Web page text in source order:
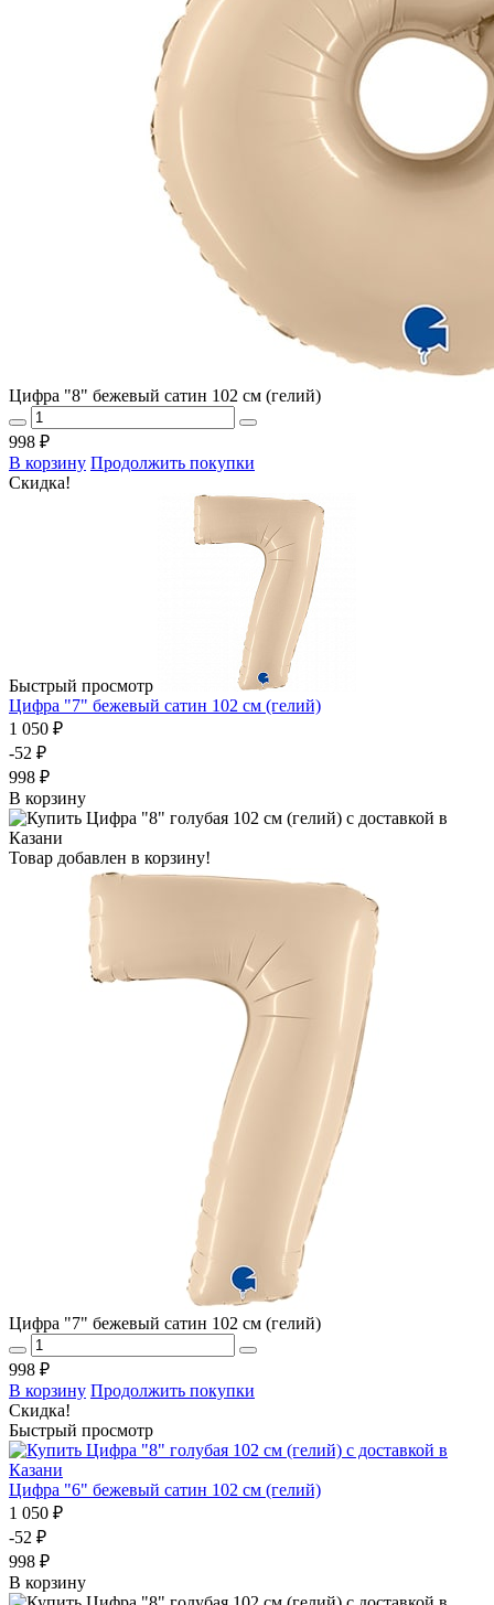
Цифра "8" бежевый сатин 102 см (гелий)
998 ₽
В корзину Продолжить покупки
Скидка!
Быстрый просмотр
Цифра "7" бежевый сатин 102 см (гелий)
1 050 ₽
-52 ₽
998 ₽
В корзину
Товар добавлен в корзину!
Цифра "7" бежевый сатин 102 см (гелий)
998 ₽
В корзину Продолжить покупки
Скидка!
Быстрый просмотр
Цифра "6" бежевый сатин 102 см (гелий)
1 050 ₽
-52 ₽
998 ₽
В корзину